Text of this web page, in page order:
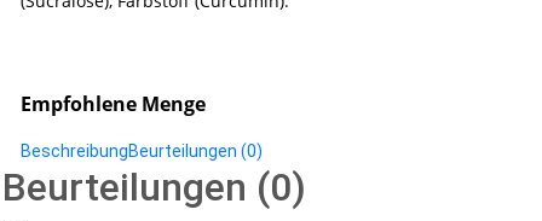
Empfohlene Menge
BeschreibungBeurteilungen (0)
Beurteilungen (0)